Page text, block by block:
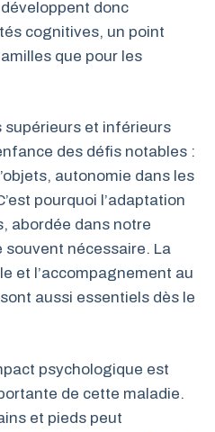
donc
cognitives, un point
que pour les
supérieurs et inférieurs
des défis notables :
autonomie dans les
pourquoi l’adaptation
abordée dans notre
souvent nécessaire. La
et l’accompagnement au
aussi essentiels dès le
psychologique est
de cette maladie.
et pieds peut